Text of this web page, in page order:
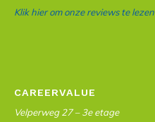
Klik hier om onze reviews te lezen
CAREERVALUE
Velperweg 27 – 3e etage